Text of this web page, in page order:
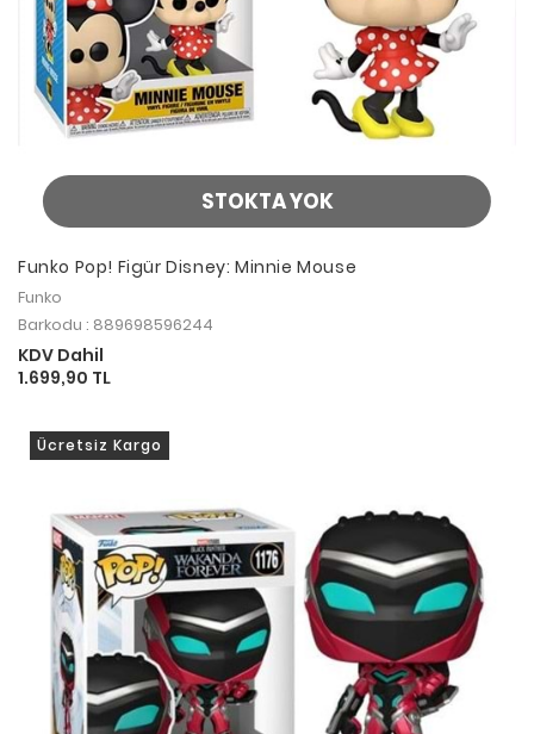
STOKTA YOK
Funko Pop! Figür Disney: Minnie Mouse
Funko
Barkodu : 889698596244
KDV Dahil
1.699,90 TL
Ücretsiz Kargo